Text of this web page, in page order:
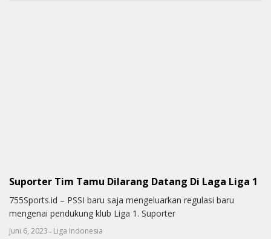
Suporter Tim Tamu Dilarang Datang Di Laga Liga 1
755Sports.id – PSSI baru saja mengeluarkan regulasi baru
mengenai pendukung klub Liga 1. Suporter
Juni 6, 2023 - Liga Indonesia